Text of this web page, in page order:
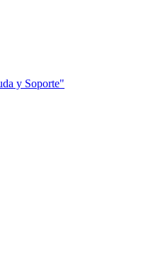
y Soporte"